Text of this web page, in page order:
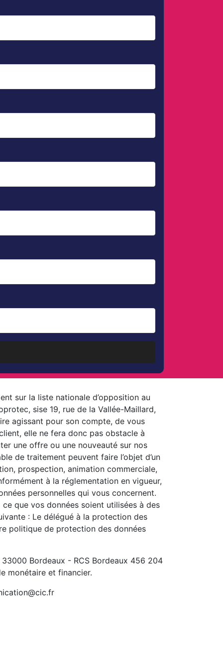
sur la liste nationale d’opposition au
sise 19, rue de la Vallée-Maillard,
agissant pour son compte, de vous
elle ne fera donc pas obstacle à
une offre ou une nouveauté sur nos
de traitement peuvent faire l’objet d’un
prospection, animation commerciale,
à la réglementation en vigueur,
personnelles qui vous concernent.
que vos données soient utilisées à des
: Le délégué à la protection des
politique de protection des données
Bordeaux - RCS Bordeaux 456 204
monétaire et financier.